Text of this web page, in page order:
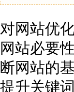
对网站优
网站必要
断网站的
提升关键